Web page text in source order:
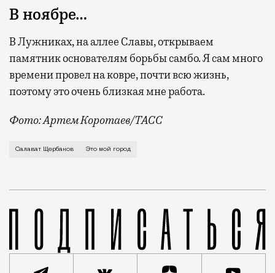
В ноябре…
В Лужниках, на аллее Славы, открываем
памятник основателям борьбы самбо. Я сам много
времени провел на ковре, почти всю жизнь,
поэтому это очень близкая мне работа.
Фото: Артем Коротаев/ТАСС
О прогулках в районе ЗИЛа, занятиях в
Салават Щербаков Это мой город